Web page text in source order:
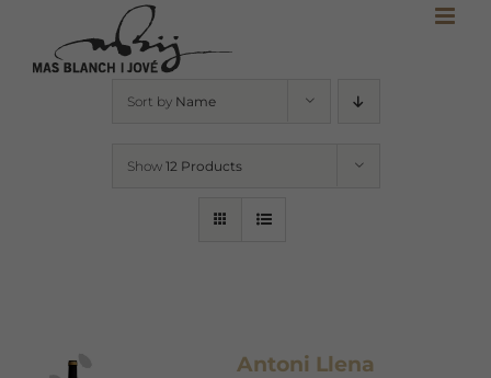
content
Sort by Name
Show 12 Products
Antoni Llena